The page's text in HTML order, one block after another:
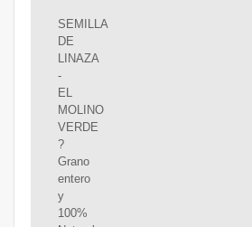
SEMILLA
DE
LINAZA
-
EL
MOLINO
VERDE
?
Grano
entero
y
100%